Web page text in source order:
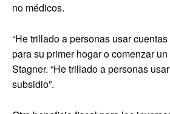
no médicos.
“He trillado a personas usar
para su primer hogar o comenzar
Stagner. “He trillado a personas
subsidio”.